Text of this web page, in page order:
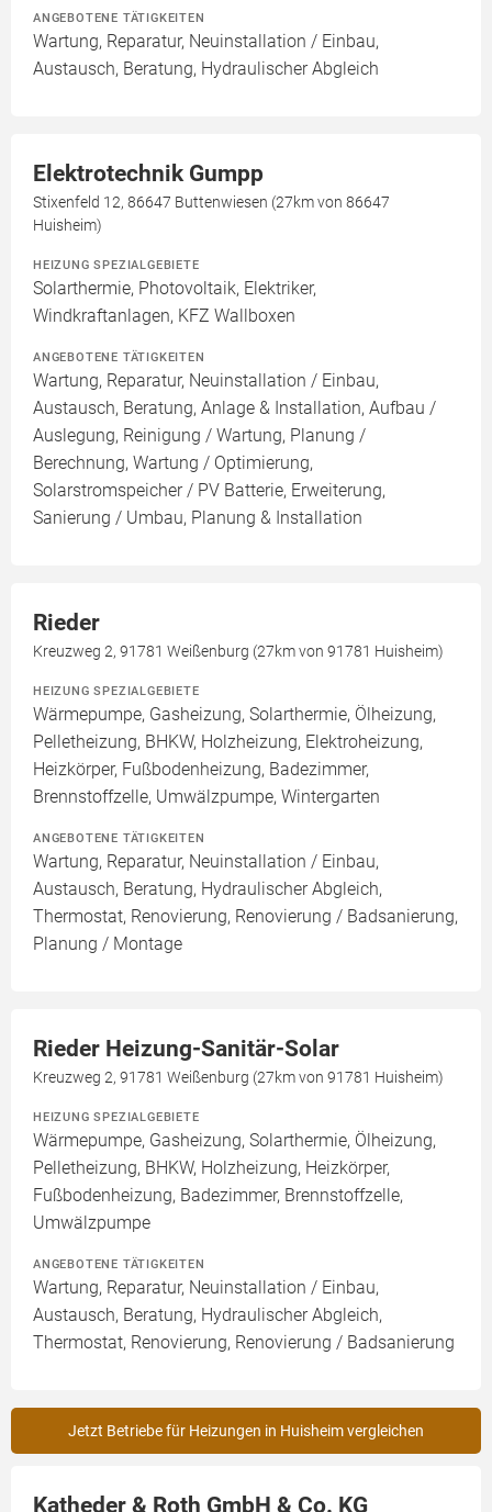
ANGEBOTENE TÄTIGKEITEN
Wartung, Reparatur, Neuinstallation / Einbau,
Austausch, Beratung, Hydraulischer Abgleich
Elektrotechnik Gumpp
Stixenfeld 12, 86647 Buttenwiesen (27km von 86647
Huisheim)
HEIZUNG SPEZIALGEBIETE
Solarthermie, Photovoltaik, Elektriker,
Windkraftanlagen, KFZ Wallboxen
ANGEBOTENE TÄTIGKEITEN
Wartung, Reparatur, Neuinstallation / Einbau,
Austausch, Beratung, Anlage & Installation, Aufbau /
Auslegung, Reinigung / Wartung, Planung /
Berechnung, Wartung / Optimierung,
Solarstromspeicher / PV Batterie, Erweiterung,
Sanierung / Umbau, Planung & Installation
Rieder
Kreuzweg 2, 91781 Weißenburg (27km von 91781 Huisheim)
HEIZUNG SPEZIALGEBIETE
Wärmepumpe, Gasheizung, Solarthermie, Ölheizung,
Pelletheizung, BHKW, Holzheizung, Elektroheizung,
Heizkörper, Fußbodenheizung, Badezimmer,
Brennstoffzelle, Umwälzpumpe, Wintergarten
ANGEBOTENE TÄTIGKEITEN
Wartung, Reparatur, Neuinstallation / Einbau,
Austausch, Beratung, Hydraulischer Abgleich,
Thermostat, Renovierung, Renovierung / Badsanierung,
Planung / Montage
Rieder Heizung-Sanitär-Solar
Kreuzweg 2, 91781 Weißenburg (27km von 91781 Huisheim)
HEIZUNG SPEZIALGEBIETE
Wärmepumpe, Gasheizung, Solarthermie, Ölheizung,
Pelletheizung, BHKW, Holzheizung, Heizkörper,
Fußbodenheizung, Badezimmer, Brennstoffzelle,
Umwälzpumpe
ANGEBOTENE TÄTIGKEITEN
Wartung, Reparatur, Neuinstallation / Einbau,
Austausch, Beratung, Hydraulischer Abgleich,
Thermostat, Renovierung, Renovierung / Badsanierung
Jetzt Betriebe für Heizungen in Huisheim vergleichen
Katheder & Roth GmbH & Co. KG